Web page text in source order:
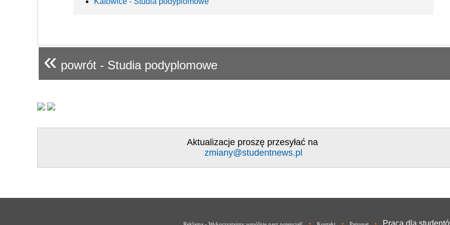
« powrót - Studia podyplomowe
Aktualizacje proszę przesyłać na
zmiany@studentnews.pl
Praca dla